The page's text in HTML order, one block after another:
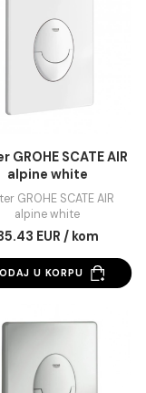
Taster GROHE
COSMOPOLITAN
supersteel
Taster GROHE ARENA
COSMOPOLITAN S
181.45 EUR / kom